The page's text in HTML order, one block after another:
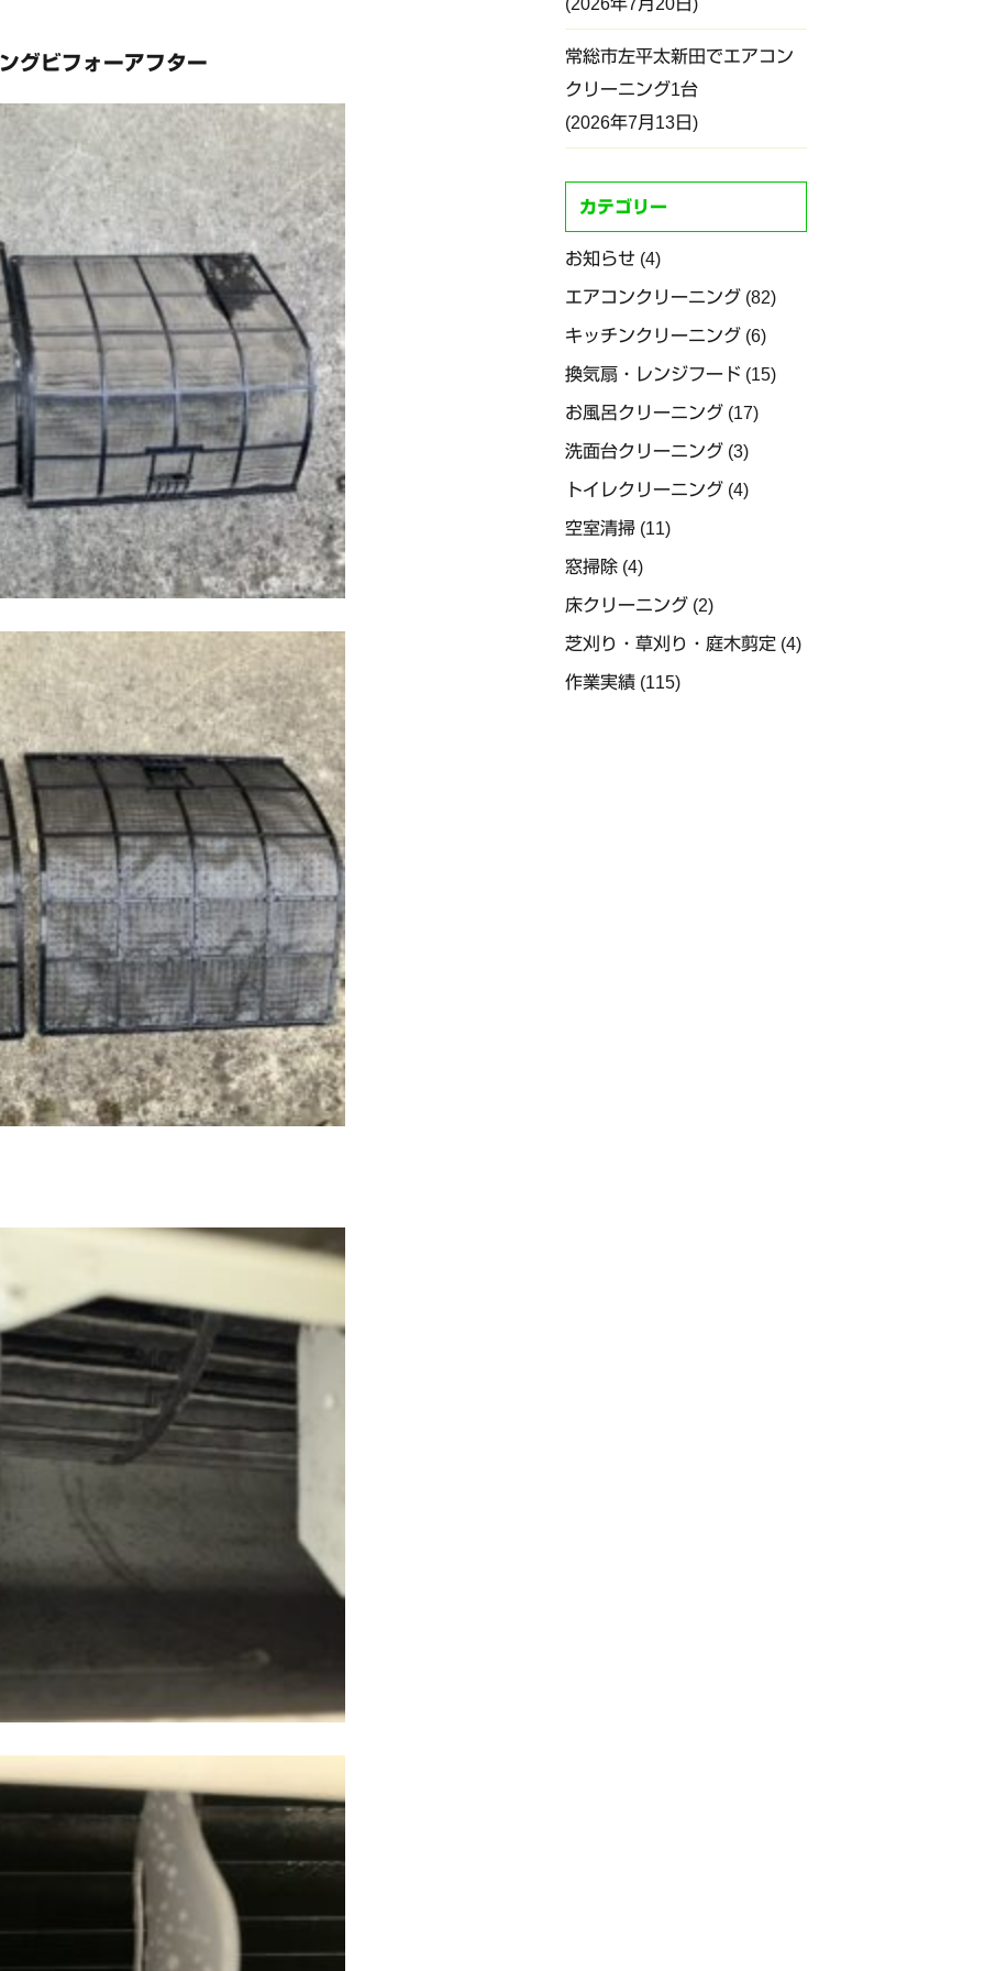
グビフォーアフター
2026年7月20日
常総市左平太新田でエアコン
クリーニング1台
2026年7月13日
カテゴリー
お知らせ (4)
エアコンクリーニング (82)
キッチンクリーニング (6)
換気扇・レンジフード (15)
お風呂クリーニング (17)
洗面台クリーニング (3)
トイレクリーニング (4)
空室清掃 (11)
窓掃除 (4)
床クリーニング (2)
芝刈り・草刈り・庭木剪定 (4)
作業実績 (115)